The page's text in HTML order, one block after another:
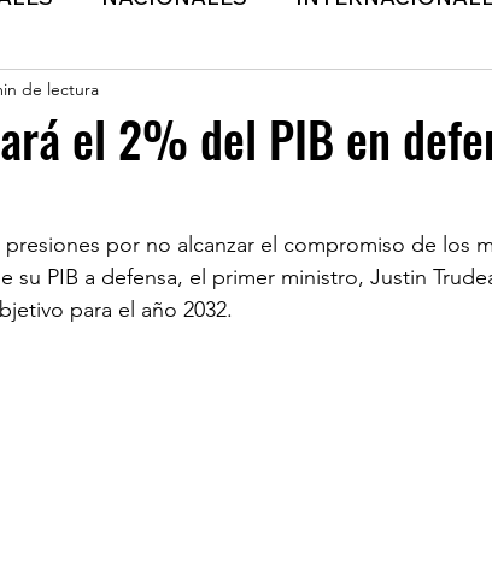
ECONÓMICA
DE LA SEMANA REDES 20
el 2% del PIB en
de lectura
presiones por no alcanzar el compromiso de los
su PIB a defensa, el primer ministro, Justin
para el año 2032.